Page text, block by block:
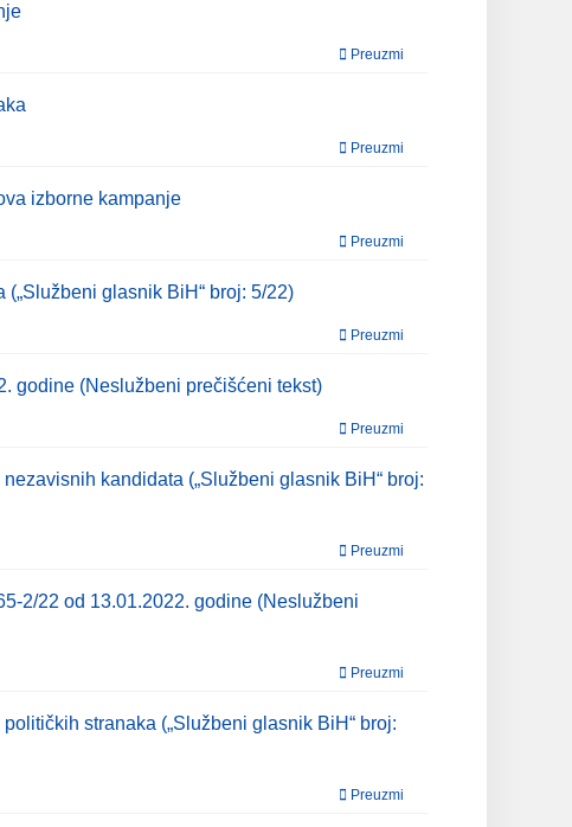
Preuzmi
Preuzmi
izborne kampanje
Preuzmi
glasnik BiH“ broj: 5/22)
Preuzmi
godine (Neslužbeni prečišćeni tekst)
Preuzmi
kandidata („Službeni glasnik BiH“ broj:
Preuzmi
2/22 od 13.01.2022. godine (Neslužbeni
Preuzmi
stranaka („Službeni glasnik BiH“ broj:
Preuzmi